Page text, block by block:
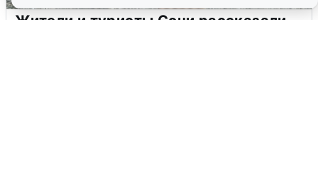
Жители и туристы Сочи рассказали